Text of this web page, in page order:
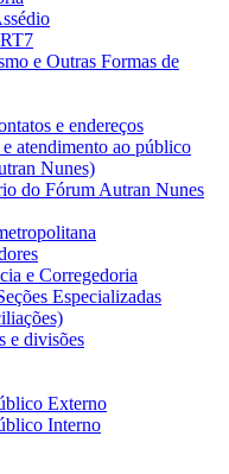
e Outras Formas de
e endereços
atendimento ao público
Nunes)
do Fórum Autran Nunes
e Corregedoria
Especializadas
e divisões
Externo
Interno